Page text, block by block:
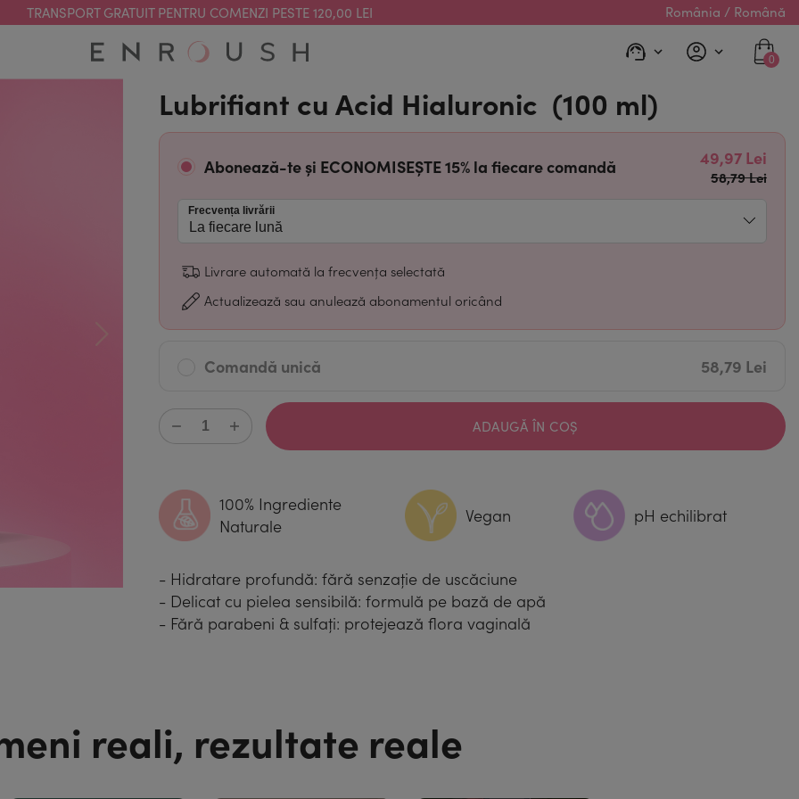
TRANSPORT GRATUIT PENTRU COMENZI PESTE 120,00 LEI România / Română
0
Lubrifiant cu Acid Hialuronic (100 ml)
Abonează-te și ECONOMISEȘTE15% la fiecare comandă 49,97 Lei
58,79 Lei
Frecvența livrării
Livrare automată la frecvența selectată
Actualizează sau anulează abonamentul oricând
Comandă unică 58,79 Lei
ADAUGĂ ÎN COȘ
100% Ingrediente
Naturale
Vegan pH echilibrat
- Hidratare profundă: fără senzație de uscăciune
- Delicat cu pielea sensibilă: formulă pe bază de apă
- Fără parabeni & sulfați: protejează flora vaginală
reali, rezultate reale